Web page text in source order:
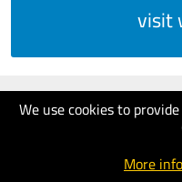
We use cookies to
More
visit